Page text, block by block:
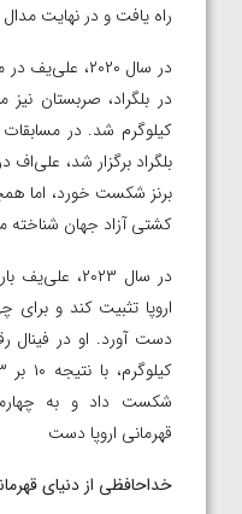
راه یافت و در نهایت
در سال ۲۰۲۰،
برنز شکست خورد، اما
کشتی آزاد جهان شناخته
در سال ۲۰۲۳،
اروپا تثبیت کند و برای
شکست داد و به
قهرمانی اروپا دست
خداحافظی از دنیای